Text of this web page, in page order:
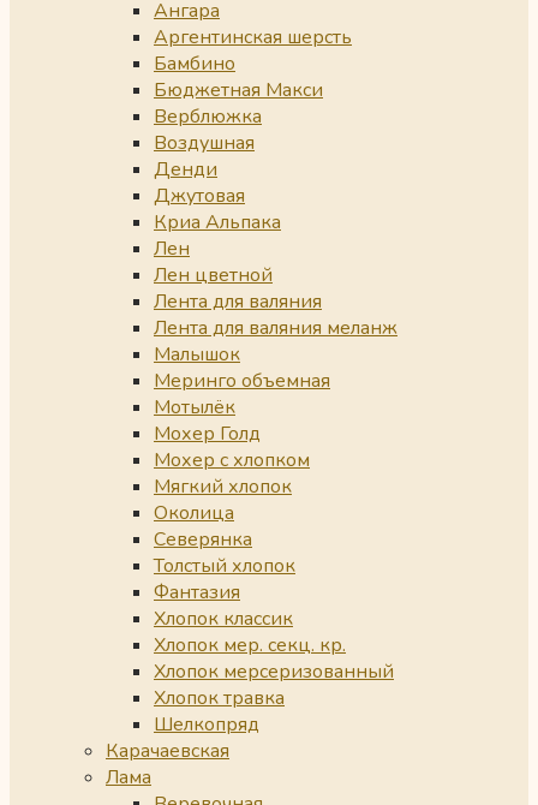
Ангара
Аргентинская шерсть
Бамбино
Бюджетная Макси
Верблюжка
Воздушная
Денди
Джутовая
Криа Альпака
Лен
Лен цветной
Лента для валяния
Лента для валяния меланж
Малышок
Меринго объемная
Мотылёк
Мохер Голд
Мохер с хлопком
Мягкий хлопок
Околица
Северянка
Толстый хлопок
Фантазия
Хлопок классик
Хлопок мер. секц. кр.
Хлопок мерсеризованный
Хлопок травка
Шелкопряд
Карачаевская
Лама